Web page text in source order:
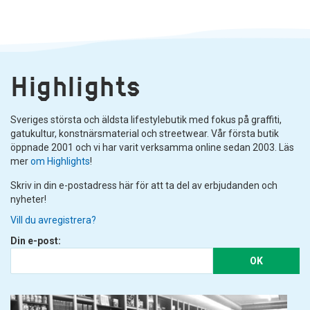
Highlights
Sveriges största och äldsta lifestylebutik med fokus på graffiti,
gatukultur, konstnärsmaterial och streetwear. Vår första butik
öppnade 2001 och vi har varit verksamma online sedan 2003. Läs
merom Highlights!
Skriv in din e-postadress här för att ta del av erbjudanden och
nyheter!
Vill du avregistrera?
Din e-post:
OK